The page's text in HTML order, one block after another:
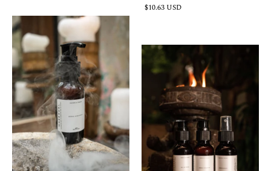
$10.63 USD